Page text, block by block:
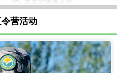
蓝天军事夏令营
北京西点军事夏令营
上海奥林修斯夏令营
引航者教育夏令营
营活动